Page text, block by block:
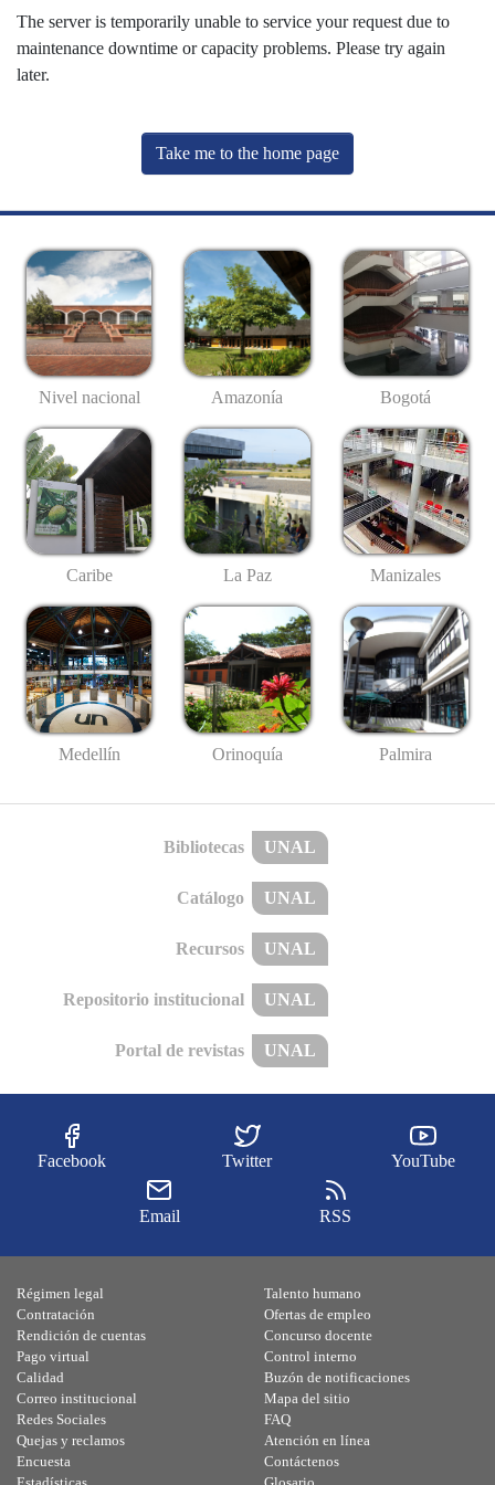
The server is temporarily unable to service your request due to
maintenance downtime or capacity problems. Please try again
later.
Take me to the home page
Nivel nacional Amazonía Bogotá
Caribe La Paz Manizales
Medellín Orinoquía Palmira
Bibliotecas UNAL
Catálogo UNAL
Recursos UNAL
Repositorio institucional UNAL
Portal de revistas UNAL
Facebook Twitter YouTube
Email RSS
Régimen legal
Contratación
Rendición de cuentas
Pago virtual
Calidad
Talento humano
Ofertas de empleo
Concurso docente
Control interno
Buzón de notificaciones
Correo institucional
Redes Sociales
Quejas y reclamos
Encuesta
Mapa del sitio
FAQ
Atención en línea
Contáctenos